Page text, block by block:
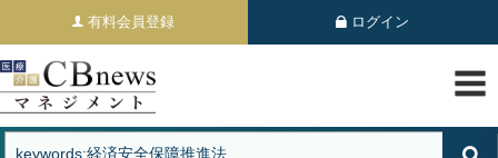
有料会員登録 ログイン